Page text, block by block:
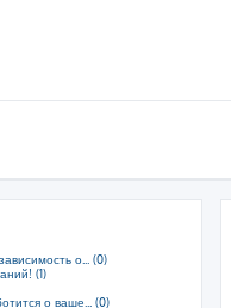
о... (0)
(1)
о ваше... (0)